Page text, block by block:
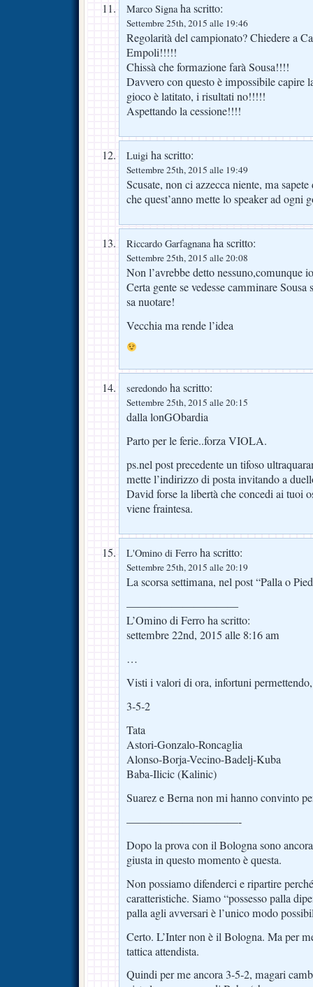
Marco Signaha scritto:
Settembre 25th, 2015 alle 19:46
Regolarità del campionato? Chiedere a
Empoli!!!!!
Chissà che formazione farà Sousa!!!!
Davvero con questo è impossibile capire
gioco è latitato, i risultati no!!!!!
Aspettando la cessione!!!!
Luigi ha scritto:
Settembre 25th, 2015 alle 19:49
Scusate, non ci azzecca niente, ma
che quest’anno mette lo speaker ad ogni
Riccardo Garfagnanaha scritto:
Settembre 25th, 2015 alle 20:08
Non l’avrebbe detto nessuno,comunque
Certa gente se vedesse camminare
sa nuotare!
Vecchia ma rende l’idea
seredondo ha scritto:
Settembre 25th, 2015 alle 20:15
dalla lonGObardia
Parto per le ferie..forza VIOLA.
ps.nel post precedente un tifoso
mette l’indirizzo di posta invitando a
David forse la libertà che concedi ai tuoi
viene fraintesa.
L'Omino di Ferro ha scritto:
Settembre 25th, 2015 alle 20:19
La scorsa settimana, nel post “Palla o
——————————
L’Omino di Ferro ha scritto:
settembre 22nd, 2015 alle 8:16 am
…
Visti i valori di ora, infortuni
3-5-2
Tata
Astori-Gonzalo-Roncaglia
Alonso-Borja-Vecino-Badelj-Kuba
Baba-Ilicic (Kalinic)
Suarez e Berna non mi hanno convinto
——————————-
Dopo la prova con il Bologna sono
giusta in questo momento è questa.
Non possiamo difenderci e ripartire
caratteristiche. Siamo “possesso palla
palla agli avversari è l’unico modo
Certo. L’Inter non è il Bologna. Ma per
tattica attendista.
Quindi per me ancora 3-5-2, magari